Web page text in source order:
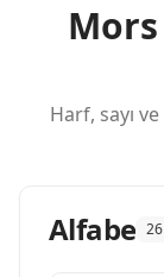
Harf, sayı
Alfabe